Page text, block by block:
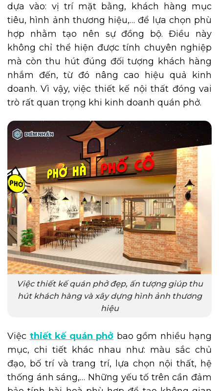
dựa vào: vị trí mặt bằng, khách hàng mục
tiêu, hình ảnh thương hiệu,… để lựa chọn phù
hợp nhằm tạo nên sự đồng bộ. Điều này
không chỉ thể hiện được tính chuyên nghiệp
mà còn thu hút đúng đối tượng khách hàng
nhắm đến, từ đó nâng cao hiệu quả kinh
doanh. Vì vậy, việc thiết kế nội thất đóng vai
trò rất quan trọng khi kinh doanh quán phở.
Việc thiết kế quán phở đẹp, ấn tượng giúp thu
hút khách hàng và xây dựng hình ảnh thương
hiệu
Việc thiết kế quán phở bao gồm nhiều hạng
mục, chi tiết khác nhau như: màu sắc chủ
đạo, bố trí và trang trí, lựa chọn nội thất, hệ
thống ánh sáng,… Những yếu tố trên cần đảm